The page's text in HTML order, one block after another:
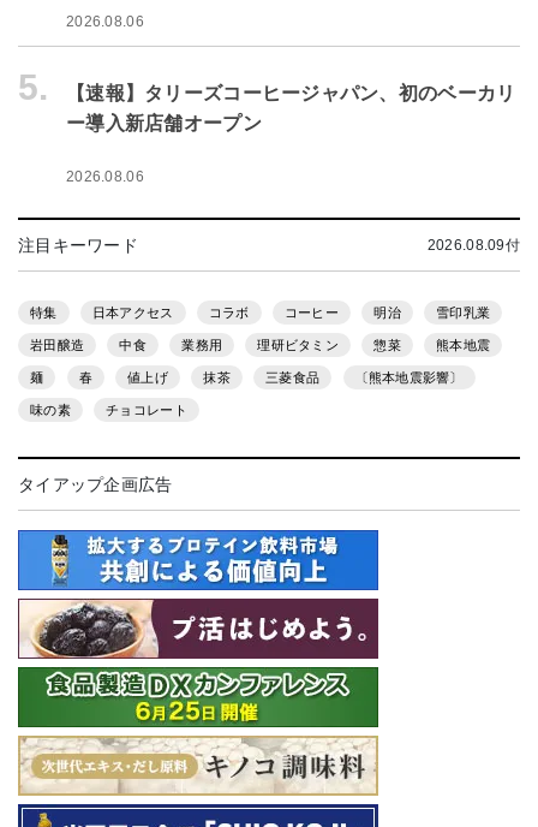
2026.08.06
5.
【速報】タリーズコーヒージャパン、初のベーカリ
ー導入新店舗オープン
2026.08.06
注目キーワード 2026.08.09付
特集 日本アクセス コラボ コーヒー 明治 雪印乳業
岩田醸造 中食 業務用 理研ビタミン 惣菜 熊本地震
麺 春 値上げ 抹茶 三菱食品 〔熊本地震影響〕
味の素 チョコレート
タイアップ企画広告